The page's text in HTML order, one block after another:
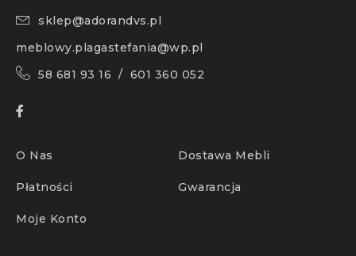
sklep@adorandvs.pl
meblowy.plagastefania@wp.pl
58 681 93 16 / 601 360 052
O Nas Dostawa Mebli
Płatności Gwarancja
Moje Konto